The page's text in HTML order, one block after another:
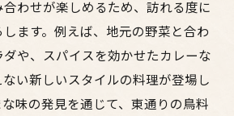
わせが楽しめるため、訪れる度に
ます。例えば、地元の野菜と合わ
や、スパイスを効かせたカレーな
い新しいスタイルの料理が登場し
味の発見を通じて、東通りの鳥料